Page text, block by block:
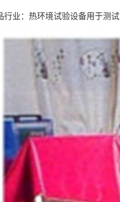
行业：热环境试验设备用于测